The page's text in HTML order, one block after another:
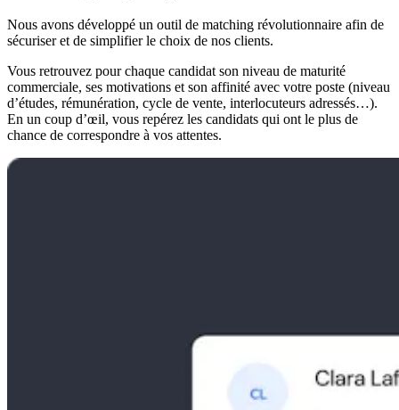
Nous avons développé un outil de matching révolutionnaire afin de
sécuriser et de simplifier le choix de nos clients.
Vous retrouvez pour chaque candidat son niveau de maturité
commerciale, ses motivations et son affinité avec votre poste (niveau
d’études, rémunération, cycle de vente, interlocuteurs adressés…).
En un coup d’œil, vous repérez les candidats qui ont le plus de
chance de correspondre à vos attentes.